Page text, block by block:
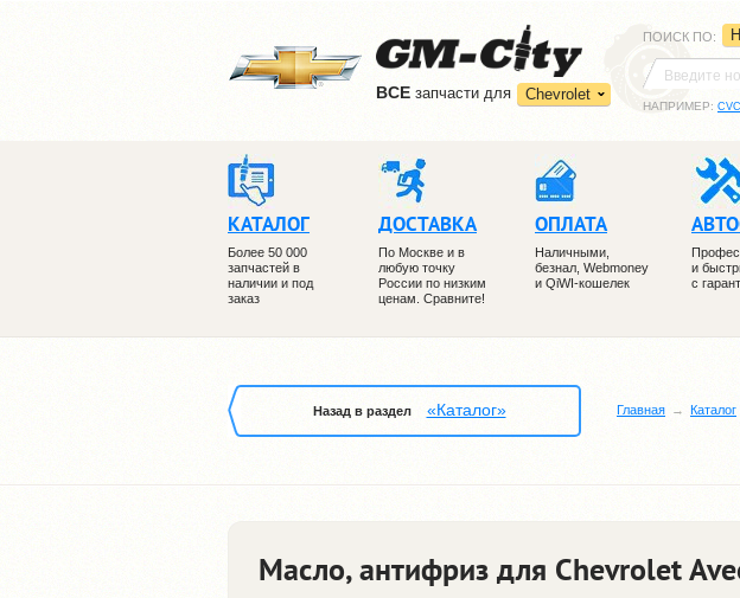
ВCE запчасти для Chevrolet
ПОИСК ПО:
НАПРИМЕР:
КАТАЛОГ
Более 50 000
запчастей в
наличии и под
заказ
ДОСТАВКА
По Москве и в
любую точку
России по низким
ценам. Сравните!
ОПЛАТА
Наличными,
безнал, Webmoney
и QiWI-кошелек
и
с
Назад в раздел «Каталог» Главная Каталог
Масло, антифриз для Chevrolet